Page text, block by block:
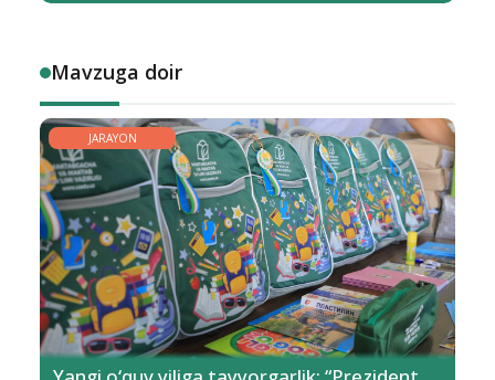
Mavzuga doir
JARAYON